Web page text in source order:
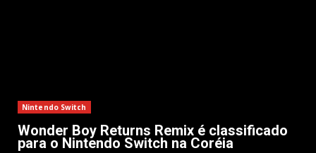
Nintendo Switch
Wonder Boy Returns Remix é classificado
para o Nintendo Switch na Coréia